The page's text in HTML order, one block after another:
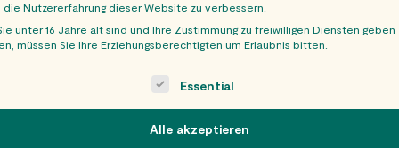
Nutzererfahrung dieser Website zu verbessern.
unter 16 Jahre alt sind und Ihre Zustimmung zu freiwilligen Diensten geben
müssen Sie Ihre Erziehungsberechtigten um Erlaubnis bitten.
is a list of service groups for which consent can be
Essential
Alle akzeptieren